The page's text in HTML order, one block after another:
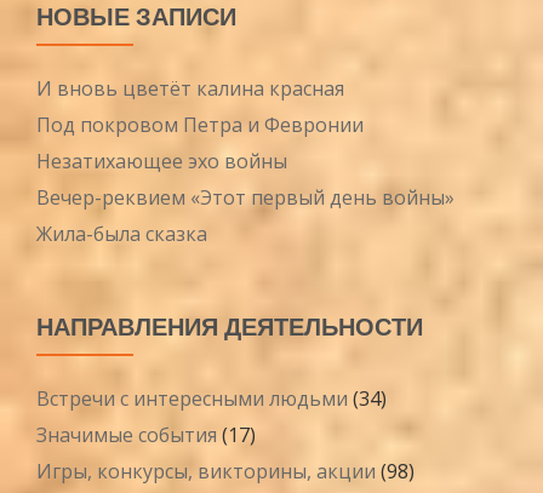
НОВЫЕ ЗАПИСИ
И вновь цветёт калина красная
Под покровом Петра и Февронии
Незатихающее эхо войны
Вечер-реквием «Этот первый день войны»
Жила-была сказка
НАПРАВЛЕНИЯ ДЕЯТЕЛЬНОСТИ
Встречи с интересными людьми (34)
Значимые события (17)
Игры, конкурсы, викторины, акции (98)